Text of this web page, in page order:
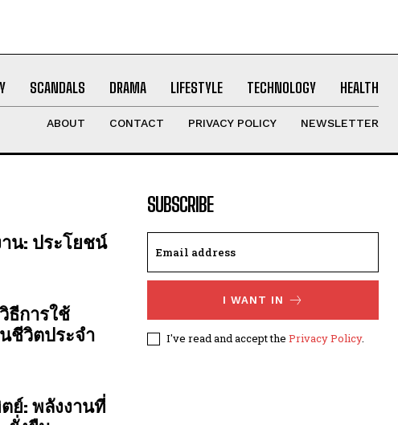
SCANDALS DRAMA LIFESTYLE TECHNOLOGY HEALTH
ABOUT CONTACT PRIVACY POLICY NEWSLETTER
น: ประโยชน์
ธีการใช้
ชีวิตประจำ
ย์: พลังงานที่
SUBSCRIBE
I WANT IN
I've read and accept the Privacy Policy.